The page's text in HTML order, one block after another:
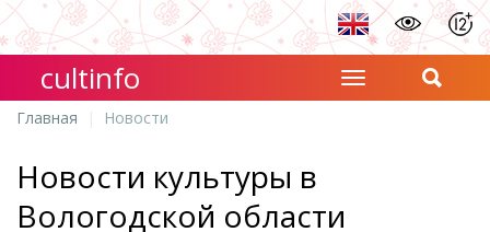
cultinfo
Главная Новости
Новости культуры в
Вологодской области